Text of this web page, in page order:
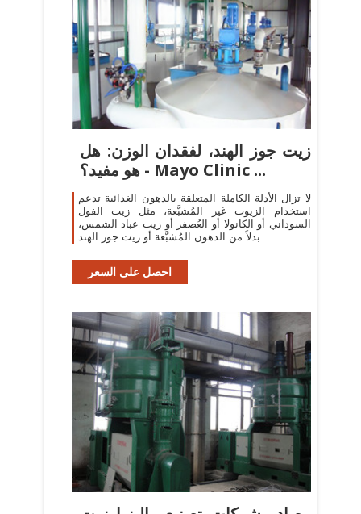
زيت جوز الهند، لفقدان الوزن: هل
هو مفيد؟ - Mayo Clinic ...
لا تزال الأدلة الكاملة المتعلقة بالدهون الغذائية تدعم
استخدام الزيوت غير المُشبَّعة، مثل زيت الفول
السوداني أو الكانولا أو العُصفر أو زيت عباد الشمس،
بدلاً من الدهون المُشبَّعة أو زيت جوز الهند ...
احصل على السعر